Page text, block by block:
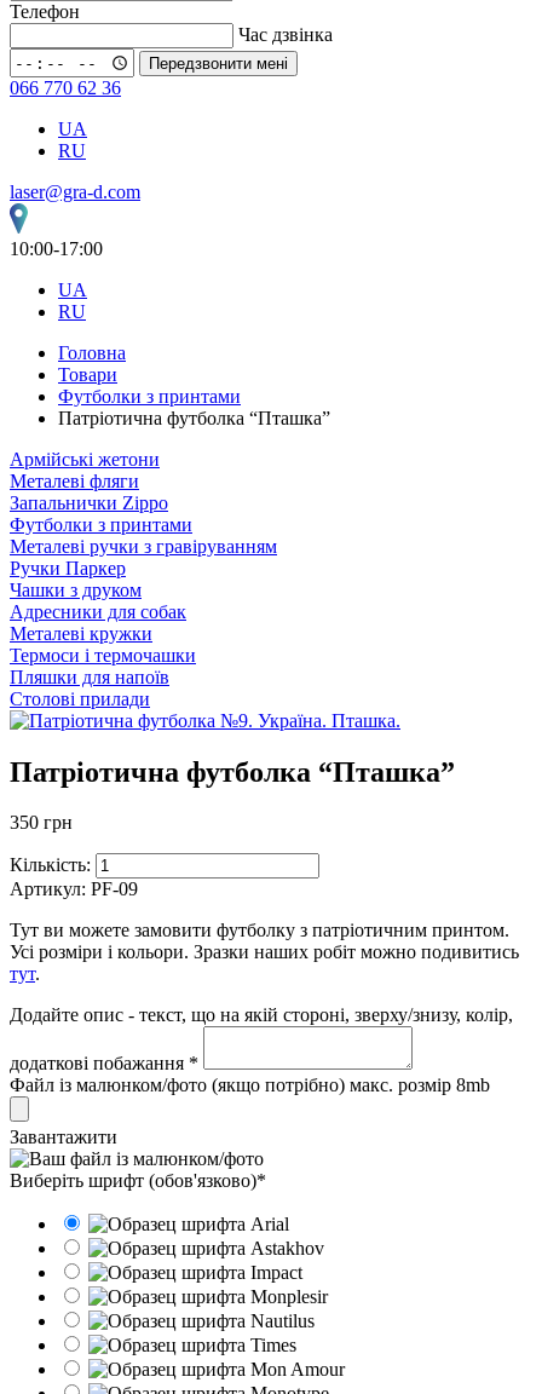
Телефон
Час дзвінка
Передзвонити мені
066 770 62 36
UA
RU
laser@gra-d.com
10:00-17:00
UA
RU
Головна
Товари
Футболки з принтами
Патріотична футболка “Пташка”
Армійські жетони
Металеві фляги
Запальнички Zippo
Футболки з принтами
Металеві ручки з гравіруванням
Ручки Паркер
Чашки з друком
Адресники для собак
Металеві кружки
Термоси і термочашки
Пляшки для напоїв
Столові прилади
Патріотична футболка “Пташка”
350 грн
Кількість:
Артикул: PF-09
Тут ви можете замовити футболку з патріотичним принтом.
Усі розміри і кольори. Зразки наших робіт можно подивитись
тут.
Додайте опис - текст, що на якій стороні, зверху/знизу, колір,
додаткові побажання *
Файл із малюнком/фото (якщо потрібно) макс. розмір 8mb
Завантажити
Виберіть шрифт (обов'язково)*